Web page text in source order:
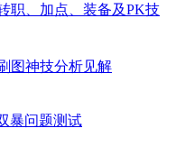
职、加点、装备及PK技
图神技分析见解
暴问题测试